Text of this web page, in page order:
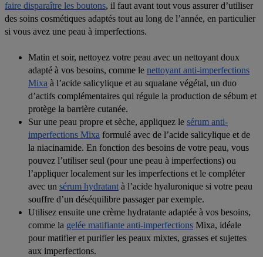
faire disparaître les boutons, il faut avant tout vous assurer d’utiliser
des soins cosmétiques adaptés tout au long de l’année, en particulier
si vous avez une peau à imperfections.
Matin et soir, nettoyez votre peau avec un nettoyant doux
adapté à vos besoins, comme le nettoyant anti-imperfections
Mixa à l’acide salicylique et au squalane végétal, un duo
d’actifs complémentaires qui régule la production de sébum et
protège la barrière cutanée.
Sur une peau propre et sèche, appliquez le sérum anti-
imperfections Mixa formulé avec de l’acide salicylique et de
la niacinamide. En fonction des besoins de votre peau, vous
pouvez l’utiliser seul (pour une peau à imperfections) ou
l’appliquer localement sur les imperfections et le compléter
avec un sérum hydratant à l’acide hyaluronique si votre peau
souffre d’un déséquilibre passager par exemple.
Utilisez ensuite une crème hydratante adaptée à vos besoins,
comme la gelée matifiante anti-imperfections Mixa, idéale
pour matifier et purifier les peaux mixtes, grasses et sujettes
aux imperfections.